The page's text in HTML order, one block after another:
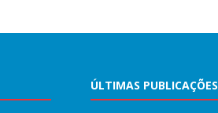
ÚLTIMAS PUBLICAÇÕES